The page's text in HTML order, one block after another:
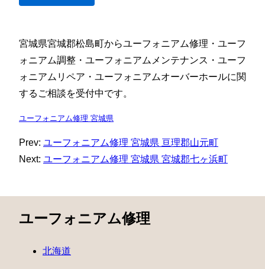
宮城県宮城郡松島町からユーフォニアム修理・ユーフ
ォニアム調整・ユーフォニアムメンテナンス・ユーフ
ォニアムリペア・ユーフォニアムオーバーホールに関
するご相談を受付中です。
ユーフォニアム修理 宮城県
Prev: ユーフォニアム修理 宮城県 亘理郡山元町
Next: ユーフォニアム修理 宮城県 宮城郡七ヶ浜町
ユーフォニアム修理
北海道